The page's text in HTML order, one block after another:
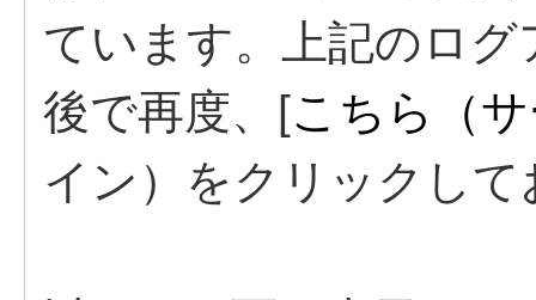
ています。上記のロ
後で再度、[こちら（
イン）をクリックし